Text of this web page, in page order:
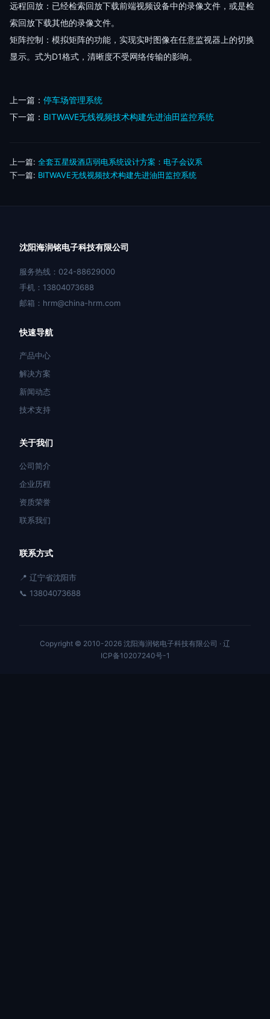
远程回放：已经检索回放下载前端视频设备中的录像文件，或是检
索回放下载其他的录像文件。
矩阵控制：模拟矩阵的功能，实现实时图像在任意监视器上的切换
显示。式为D1格式，清晰度不受网络传输的影响。
上一篇： 停车场管理系统
下一篇： BITWAVE无线视频技术构建先进油田监控系统
上一篇: 全套五星级酒店弱电系统设计方案：电子会议系
下一篇: BITWAVE无线视频技术构建先进油田监控系统
沈阳海润铭电子科技有限公司
服务热线：024-88629000
手机：13804073688
邮箱：hrm@china-hrm.com
快速导航
产品中心
解决方案
新闻动态
技术支持
关于我们
公司简介
企业历程
资质荣誉
联系我们
联系方式
📍 辽宁省沈阳市
📞 13804073688
Copyright © 2010-2026 沈阳海润铭电子科技有限公司 · 辽
ICP备10207240号-1